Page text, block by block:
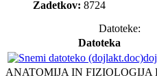
Zadetkov: 8724
Datoteke:
Datoteka
ANATOMIJA IN FIZIOLOGIJA